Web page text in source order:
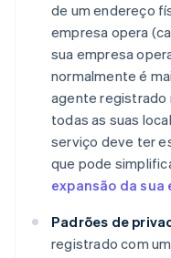
de um endereço
empresa opera
sua empresa
normalmente é
agente registrado
todas as suas
serviço deve ter
que pode
expansão da sua
Padrões de
registrado com